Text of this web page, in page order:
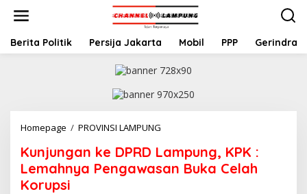
t
Berita Politik Persija Jakarta Mobil PPP Gerindra
Homepage / PROVINSI LAMPUNG
n
j
u
Kunjungan ke DPRD Lampung, KPK :
Lemahnya Pengawasan Buka Celah
Korupsi